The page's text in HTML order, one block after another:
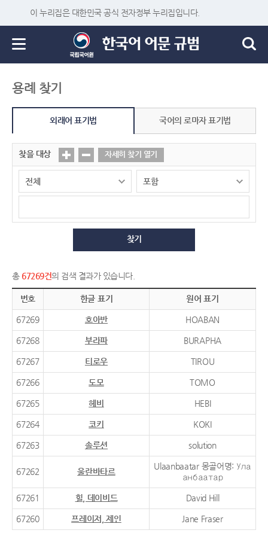
이 누리집은 대한민국 공식 전자정부 누리집입니다.
용례 찾기
외래어 표기법 국어의 로마자 표기법
찾을 대상 자세히 찾기 열기
찾기
총 67269건의 검색 결과가 있습니다.
번호 한글 표기 원어 표기
67269 호아반 HOABAN
67268 부라파 BURAPHA
67267 티로우 TIROU
67266 도모 TOMO
67265 헤비 HEBI
67264 코키 KOKI
67263 솔루션 solution
67262 울란바타르
Ulaanbaatar 몽골어명: Ула
анбаатар
67261 힐, 데이비드 David Hill
67260 프레이저, 제인 Jane Fraser